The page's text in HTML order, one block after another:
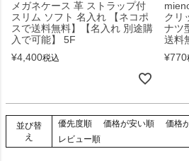
メガネケース 革 ストラップ付
スリム ソフト 名入れ 【ネコポ
スで送料無料】【名入れ 別途購
入で可能】 5F
¥4,400税込
クリ
ナツ
送料
¥770
並び替
え
優先度順 価格が安い順 価格
レビュー順